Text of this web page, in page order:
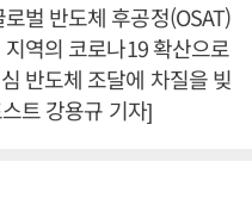
벌 반도체 후공정(OSAT)
역의 코로나19 확산으로
반도체 조달에 차질을 빚
트 강용규 기자]